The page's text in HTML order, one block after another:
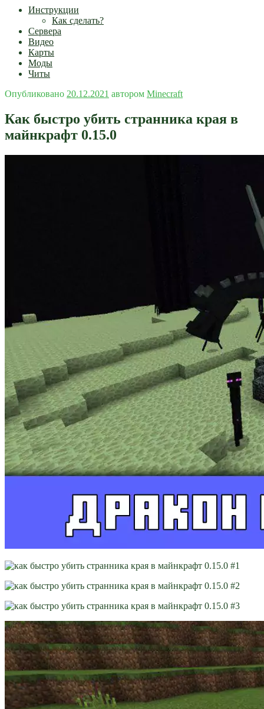
Инструкции
Как сделать?
Сервера
Видео
Карты
Моды
Читы
Опубликовано 20.12.2021 автором Minecraft
Как быстро убить странника края в
майнкрафт 0.15.0